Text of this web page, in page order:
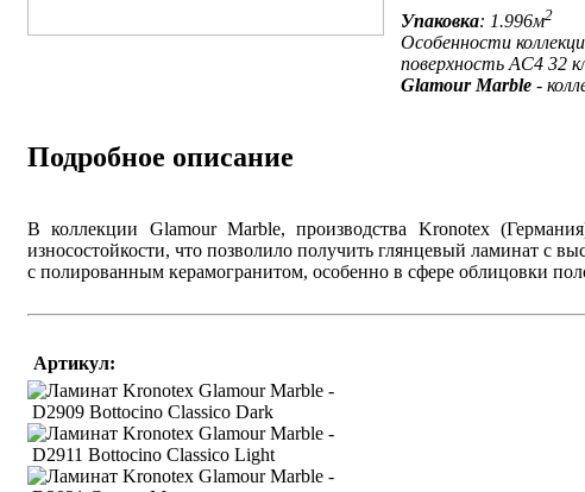
Упаковка: 1.996м2
Особенности
поверхность AC4 32
Glamour Marble -
Подробное описание
В коллекции Glamour Marble, производства Kronotex
износостойкости, что позволило получить глянцевый ламинат с
с полированным керамогранитом, особенно в сфере облицовки
Артикул:
D2909 Bottocino Classico Dark
D2911 Bottocino Classico Light